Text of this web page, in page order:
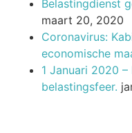
Belastingdienst
maart 20, 2020
Coronavirus:
economische
1 Januari 2020
belastingsfeer.